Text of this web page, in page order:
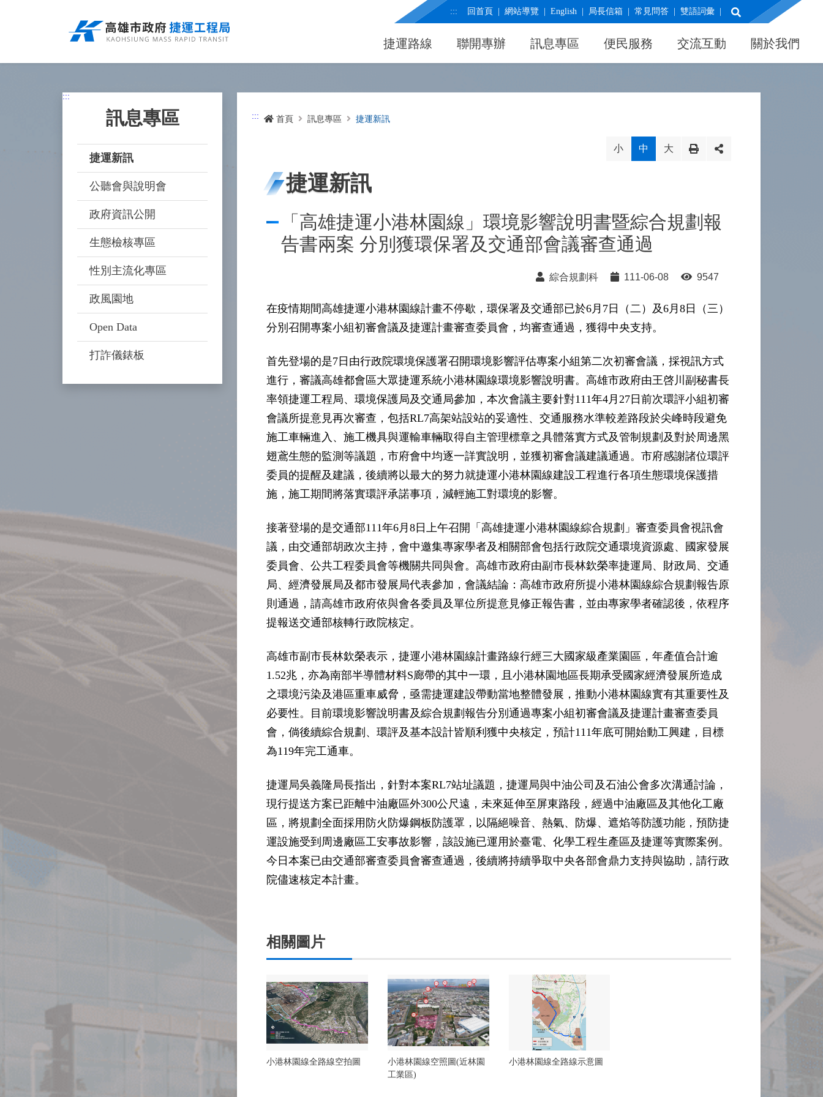
::: 回首頁 網站導覽 English 局長信箱 常見問答 雙語詞彙 展開搜尋
捷運路線 聯開專辦 訊息專區 便民服務 交流互動 關於我們
:::
訊息專區
捷運新訊
公聽會與說明會
政府資訊公開
生態檢核專區
性別主流化專區
政風園地
Open Data
打詐儀錶板
::: 首頁 訊息專區 捷運新訊
小 中 大
捷運新訊
「高雄捷運小港林園線」環境影響說明書暨綜合規劃報
告書兩案 分別獲環保署及交通部會議審查通過
綜合規劃科 111-06-08 9547
在疫情期間高雄捷運小港林園線計畫不停歇，環保署及交通部已於6月7日（二）及6月8日（三）
分別召開專案小組初審會議及捷運計畫審查委員會，均審查通過，獲得中央支持。
首先登場的是7日由行政院環境保護署召開環境影響評估專案小組第二次初審會議，採視訊方式
進行，審議高雄都會區大眾捷運系統小港林園線環境影響說明書。高雄市政府由王啓川副秘書長
率領捷運工程局、環境保護局及交通局參加，本次會議主要針對111年4月27日前次環評小組初審
會議所提意見再次審查，包括RL7高架站設站的妥適性、交通服務水準較差路段於尖峰時段避免
施工車輛進入、施工機具與運輸車輛取得自主管理標章之具體落實方式及管制規劃及對於周邊黑
翅鳶生態的監測等議題，市府會中均逐一詳實說明，並獲初審會議建議通過。市府感謝諸位環評
委員的提醒及建議，後續將以最大的努力就捷運小港林園線建設工程進行各項生態環境保護措
施，施工期間將落實環評承諾事項，減輕施工對環境的影響。
接著登場的是交通部111年6月8日上午召開「高雄捷運小港林園線綜合規劃」審查委員會視訊會
議，由交通部胡政次主持，會中邀集專家學者及相關部會包括行政院交通環境資源處、國家發展
委員會、公共工程委員會等機關共同與會。高雄市政府由副市長林欽榮率捷運局、財政局、交通
局、經濟發展局及都市發展局代表參加，會議結論：高雄市政府所提小港林園線綜合規劃報告原
則通過，請高雄市政府依與會各委員及單位所提意見修正報告書，並由專家學者確認後，依程序
提報送交通部核轉行政院核定。
高雄市副市長林欽榮表示，捷運小港林園線計畫路線行經三大國家級產業園區，年產值合計逾
1.52兆，亦為南部半導體材料S廊帶的其中一環，且小港林園地區長期承受國家經濟發展所造成
之環境污染及港區重車威脅，亟需捷運建設帶動當地整體發展，推動小港林園線實有其重要性及
必要性。目前環境影響說明書及綜合規劃報告分別通過專案小組初審會議及捷運計畫審查委員
會，倘後續綜合規劃、環評及基本設計皆順利獲中央核定，預計111年底可開始動工興建，目標
為119年完工通車。
捷運局吳義隆局長指出，針對本案RL7站址議題，捷運局與中油公司及石油公會多次溝通討論，
現行提送方案已距離中油廠區外300公尺遠，未來延伸至屏東路段，經過中油廠區及其他化工廠
區，將規劃全面採用防火防爆鋼板防護罩，以隔絕噪音、熱氣、防爆、遮焰等防護功能，預防捷
運設施受到周邊廠區工安事故影響，該設施已運用於臺電、化學工程生產區及捷運等實際案例。
今日本案已由交通部審查委員會審查通過，後續將持續爭取中央各部會鼎力支持與協助，請行政
院儘速核定本計畫。
相關圖片
小港林園線全路線空拍圖
小港林園線空照圖(近林園
工業區)
小港林園線全路線示意圖